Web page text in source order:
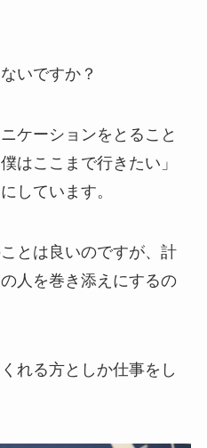
いですか？
ケーションをとること
はここまで行きたい」
しています。
とは良いのですが、計
人を巻き添えにするの
れる方としか仕事をし